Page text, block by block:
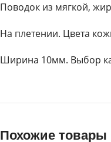
Поводок из мягкой,
На плетении. Цвета
Ширина 10мм. Выбор
Похожие товары